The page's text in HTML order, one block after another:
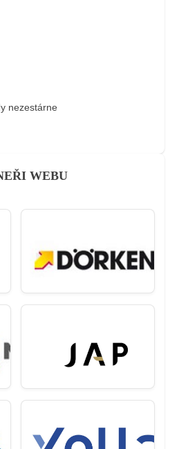
nezestárne
WEBU